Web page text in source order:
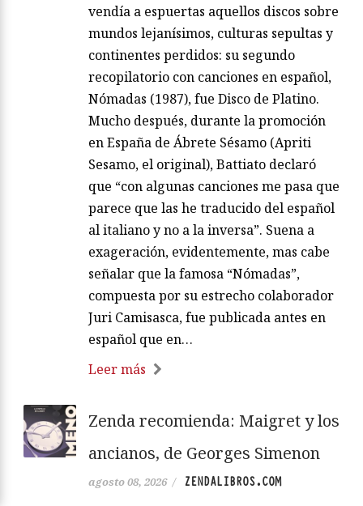
vendía a espuertas aquellos discos sobre
mundos lejanísimos, culturas sepultas y
continentes perdidos: su segundo
recopilatorio con canciones en español,
Nómadas (1987), fue Disco de Platino.
Mucho después, durante la promoción
en España de Ábrete Sésamo (Apriti
Sesamo, el original), Battiato declaró
que “con algunas canciones me pasa que
parece que las he traducido del español
al italiano y no a la inversa”. Suena a
exageración, evidentemente, mas cabe
señalar que la famosa “Nómadas”,
compuesta por su estrecho colaborador
Juri Camisasca, fue publicada antes en
español que en…
Leer más
Zenda recomienda: Maigret y los
ancianos, de Georges Simenon
agosto 08, 2026 / ZENDALIBROS.COM